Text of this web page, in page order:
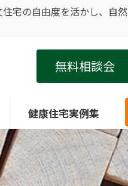
宅の自由度を活かし、自然
無料相談会
健康住宅実例集